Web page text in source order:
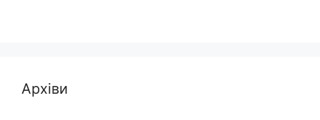
Архіви